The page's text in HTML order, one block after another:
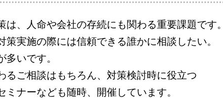
は、人命や会社の存続にも関わる重要課題です。
策実施の際には信頼できる誰かに相談したい。
いです。
るご相談はもちろん、対策検討時に役立つ
ミナーなども随時、開催しています。